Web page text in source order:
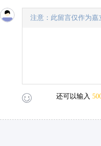
注意：此留言仅作为
还可以输入